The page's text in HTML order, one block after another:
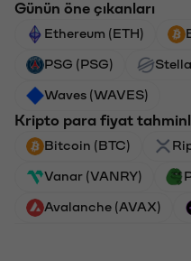
Günün öne çıkanları
Ethereum (ETH)
PSG (PSG)
Waves (WAVES)
Kripto para fiyat
Bitcoin (BTC)
Vanar (VANRY)
Avalanche (AVAX)